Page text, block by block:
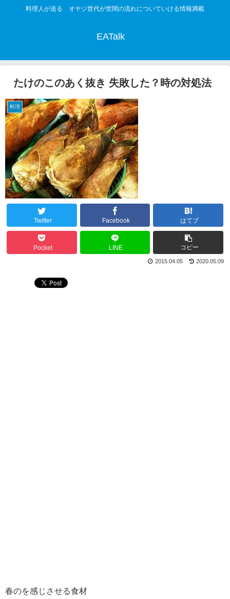
料理人が送る オヤジ世代が世間の流れについていける情報満載
EATalk
たけのこのあく抜き 失敗した？時の対処法
料理
Twitter Facebook はてブ
Pocket LINE コピー
2020.05.09
2015.04.05
春のを感じさせる食材